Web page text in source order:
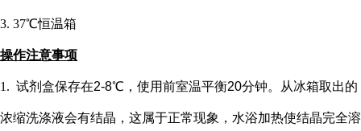
3. 37℃恒温箱
操作注意事项
1. 试剂盒保存在2-8℃，使用前室温平衡20分钟。从冰箱取出的
浓缩洗涤液会有结晶，这属于正常现象，水浴加热使结晶完全溶